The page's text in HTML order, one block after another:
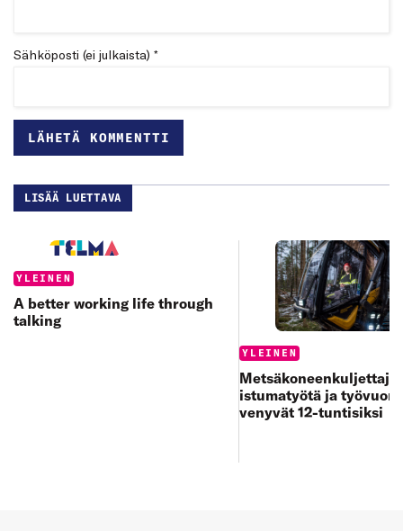
Sähköposti (ei julkaista) *
LISÄÄ LUETTAVA
Categories:
YLEINEN
A better working life through
talking
Categories:
YLEINEN
istumatyötä ja
venyvät 12-tuntisiksi